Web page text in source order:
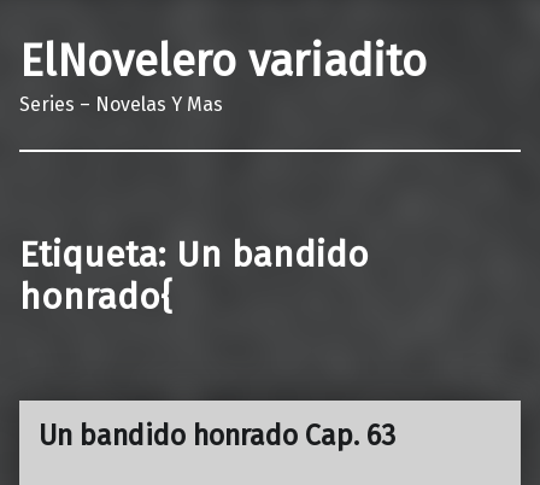
ElNovelero variadito
Series – Novelas Y Mas
Etiqueta: Un bandido
honrado{
Un bandido honrado Cap. 63